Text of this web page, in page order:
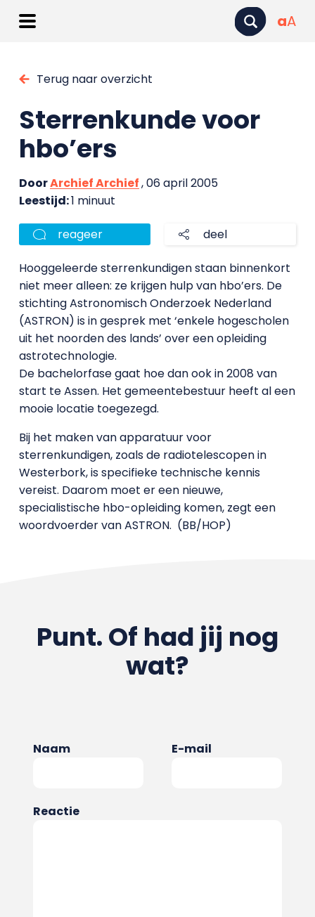
aA
Terug naar overzicht
Sterrenkunde voor
hbo’ers
DoorArchief Archief, 06 april 2005
Leestijd:1 minuut
reageer deel
Hooggeleerde sterrenkundigen staan binnenkort
niet meer alleen: ze krijgen hulp van hbo’ers. De
stichting Astronomisch Onderzoek Nederland
(ASTRON) is in gesprek met ‘enkele hogescholen
uit het noorden des lands’ over een opleiding
astrotechnologie.
De bachelorfase gaat hoe dan ook in 2008 van
start te Assen. Het gemeentebestuur heeft al een
mooie locatie toegezegd.
Bij het maken van apparatuur voor
sterrenkundigen, zoals de radiotelescopen in
Westerbork, is specifieke technische kennis
vereist. Daarom moet er een nieuwe,
specialistische hbo-opleiding komen, zegt een
woordvoerder van ASTRON. (BB/HOP)
Punt. Of had jij nog
wat?
Naam E-mail
Reactie